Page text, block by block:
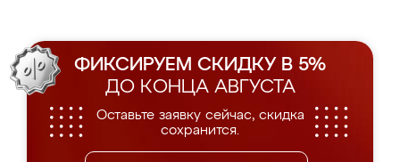
ФИКСИРУЕМ СКИДКУ В 5%
ДО КОНЦА АВГУСТА
Оставьте заявку сейчас, скидка
сохранится.